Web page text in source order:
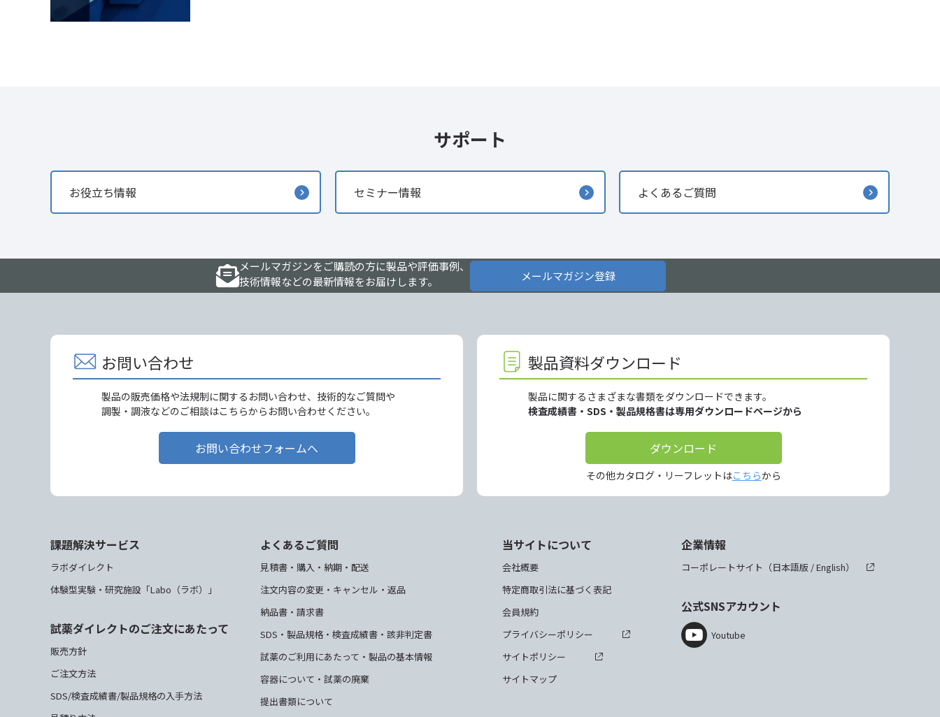
サポート
お役立ち情報 セミナー情報 よくあるご質問
メールマガジンをご購読の方に製品や評価事例、
技術情報などの最新情報をお届けします。
メールマガジン登録
お問い合わせ
製品の販売価格や法規制に関するお問い合わせ、技術的なご質問や
調製・調液などのご相談はこちらからお問い合わせください。
お問い合わせフォームへ
製品資料ダウンロード
製品に関するさまざまな書類をダウンロードできます。
検査成績書・SDS・製品規格書は専用ダウンロードページから
ダウンロード
その他カタログ・リーフレットはこちらから
課題解決サービス
ラボダイレクト
体験型実験・研究施設「Labo（ラボ）」
試薬ダイレクトのご注文にあたって
販売方針
ご注文方法
SDS/検査成績書/製品規格の入手方法
よくあるご質問
見積書・購入・納期・配送
注文内容の変更・キャンセル・返品
納品書・請求書
SDS・製品規格・検査成績書・該非判定書
試薬のご利用にあたって・製品の基本情報
容器について・試薬の廃棄
提出書類について
当サイトについて
会社概要
特定商取引法に基づく表記
会員規約
プライバシーポリシー
サイトポリシー
サイトマップ
企業情報
コーポレートサイト（日本語版 /English）
公式SNSアカウント
Youtube